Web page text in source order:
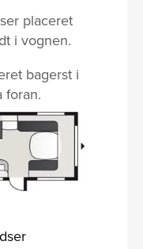
placeret
i vognen.
bagerst i
foran.